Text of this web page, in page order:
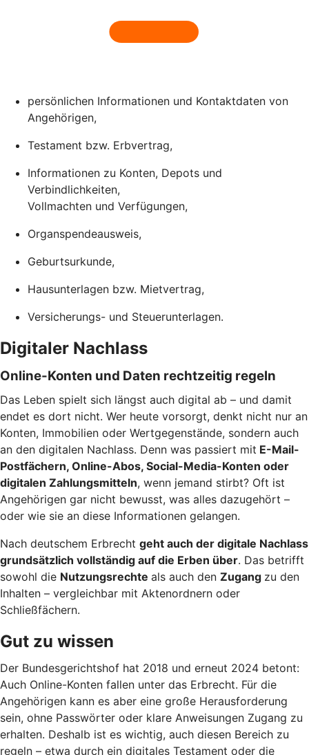
persönlichen Informationen und Kontaktdaten von
Angehörigen,
Testament bzw. Erbvertrag,
Informationen zu Konten, Depots und
Verbindlichkeiten,
Vollmachten und Verfügungen,
Organspendeausweis,
Geburtsurkunde,
Hausunterlagen bzw. Mietvertrag,
Versicherungs- und Steuerunterlagen.
Digitaler Nachlass
Online-Konten und Daten rechtzeitig regeln
Das Leben spielt sich längst auch digital ab – und damit
endet es dort nicht. Wer heute vorsorgt, denkt nicht nur an
Konten, Immobilien oder Wertgegenstände, sondern auch
an den digitalen Nachlass. Denn was passiert mit E-Mail-
Postfächern, Online-Abos, Social-Media-Konten oder
digitalen Zahlungsmitteln, wenn jemand stirbt? Oft ist
Angehörigen gar nicht bewusst, was alles dazugehört –
oder wie sie an diese Informationen gelangen.
Nach deutschem Erbrecht geht auch der digitale Nachlass
grundsätzlich vollständig auf die Erben über. Das betrifft
sowohl die Nutzungsrechte als auch den Zugang zu den
Inhalten – vergleichbar mit Aktenordnern oder
Schließfächern.
Gut zu wissen
Der Bundesgerichtshof hat 2018 und erneut 2024 betont:
Auch Online-Konten fallen unter das Erbrecht. Für die
Angehörigen kann es aber eine große Herausforderung
sein, ohne Passwörter oder klare Anweisungen Zugang zu
erhalten. Deshalb ist es wichtig, auch diesen Bereich zu
regeln – etwa durch ein digitales Testament oder die